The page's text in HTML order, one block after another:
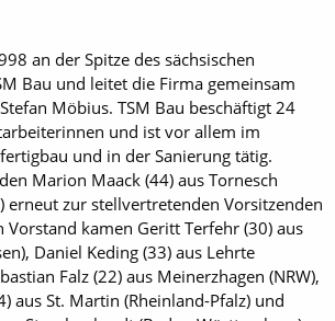
an der Spitze des sächsischen
Bau und leitet die Firma gemeinsam
Möbius. TSM Bau beschäftigt 24
und ist vor allem im
und in der Sanierung tätig.
Marion Maack (44) aus Tornesch
erneut zur stellvertretenden Vorsitzenden
Vorstand kamen Geritt Terfehr (30) aus
Daniel Keding (33) aus Lehrte
Falz (22) aus Meinerzhagen (NRW),
aus St. Martin (Rheinland-Pfalz) und